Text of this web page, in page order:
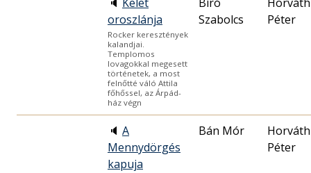
oroszlánja
Rocker keresztények
kalandjai.
Templomos
lovagokkal megesett
történetek, a most
felnőtté váló Attila
főhőssel, az Árpád-
ház végn
Szabolcs
Péter
🔈 A
Mennydörgés
kapuja
Bán Mór
Horváth
Péter